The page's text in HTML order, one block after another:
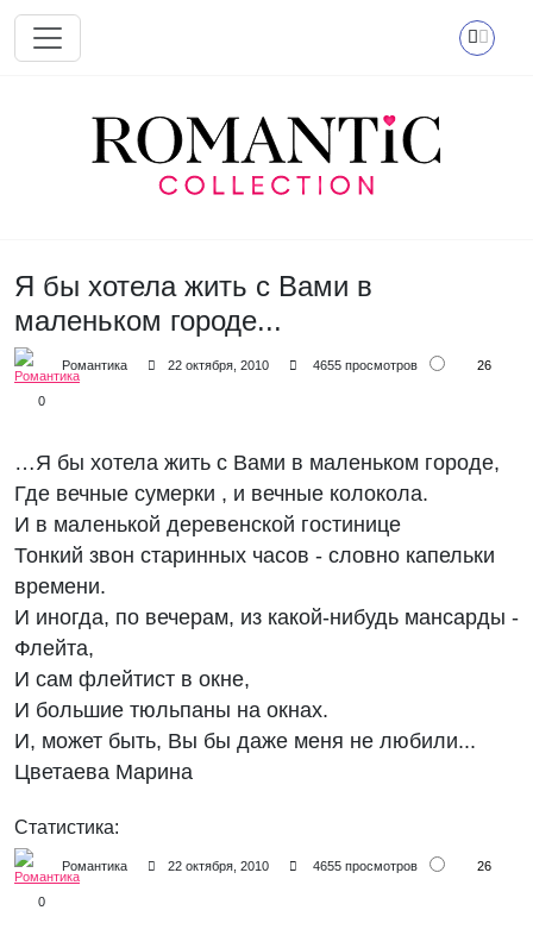
Перейти к основному содержанию
Я бы хотела жить с Вами в
маленьком городе...
Романтика 22 октября, 2010 4655 просмотров 26
0
…Я бы хотела жить с Вами в маленьком городе,
Где вечные сумерки , и вечные колокола.
И в маленькой деревенской гостинице
Тонкий звон старинных часов - словно капельки
времени.
И иногда, по вечерам, из какой-нибудь мансарды -
Флейта,
И сам флейтист в окне,
И большие тюльпаны на окнах.
И, может быть, Вы бы даже меня не любили...
Цветаева Марина
Статистика:
Романтика 22 октября, 2010 4655 просмотров 26
0